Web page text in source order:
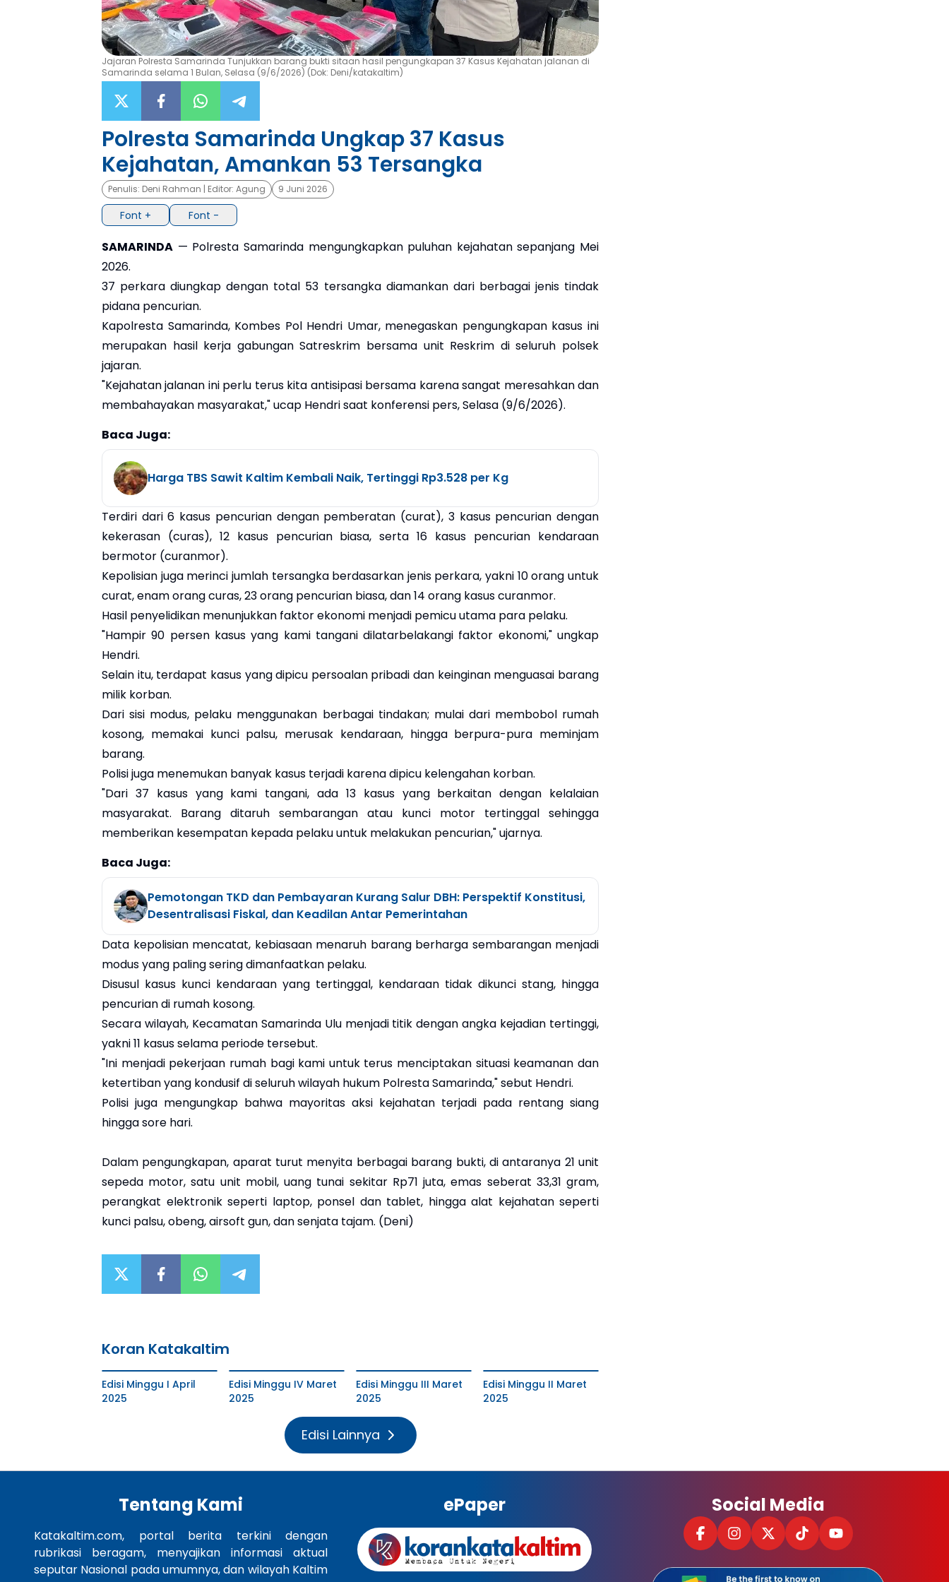
Jajaran Polresta Samarinda Tunjukkan barang bukti sitaan hasil pengungkapan 37 Kasus Kejahatan jalanan di
Samarinda selama 1 Bulan, Selasa (9/6/2026) (Dok: Deni/katakaltim)
Polresta Samarinda Ungkap 37 Kasus
Kejahatan, Amankan 53 Tersangka
Penulis: Deni Rahman | Editor: Agung 9 Juni 2026
Font + Font -
SAMARINDA — Polresta Samarinda mengungkapkan puluhan kejahatan sepanjang Mei
2026.
37 perkara diungkap dengan total 53 tersangka diamankan dari berbagai jenis tindak
pidana pencurian.
Kapolresta Samarinda, Kombes Pol Hendri Umar, menegaskan pengungkapan kasus ini
merupakan hasil kerja gabungan Satreskrim bersama unit Reskrim di seluruh polsek
jajaran.
"Kejahatan jalanan ini perlu terus kita antisipasi bersama karena sangat meresahkan dan
membahayakan masyarakat," ucap Hendri saat konferensi pers, Selasa (9/6/2026).
Baca Juga:
Harga TBS Sawit Kaltim Kembali Naik, Tertinggi Rp3.528 per Kg
Terdiri dari 6 kasus pencurian dengan pemberatan (curat), 3 kasus pencurian dengan
kekerasan (curas), 12 kasus pencurian biasa, serta 16 kasus pencurian kendaraan
bermotor (curanmor).
Kepolisian juga merinci jumlah tersangka berdasarkan jenis perkara, yakni 10 orang untuk
curat, enam orang curas, 23 orang pencurian biasa, dan 14 orang kasus curanmor.
Hasil penyelidikan menunjukkan faktor ekonomi menjadi pemicu utama para pelaku.
"Hampir 90 persen kasus yang kami tangani dilatarbelakangi faktor ekonomi," ungkap
Hendri.
Selain itu, terdapat kasus yang dipicu persoalan pribadi dan keinginan menguasai barang
milik korban.
Dari sisi modus, pelaku menggunakan berbagai tindakan; mulai dari membobol rumah
kosong, memakai kunci palsu, merusak kendaraan, hingga berpura-pura meminjam
barang.
Polisi juga menemukan banyak kasus terjadi karena dipicu kelengahan korban.
"Dari 37 kasus yang kami tangani, ada 13 kasus yang berkaitan dengan kelalaian
masyarakat. Barang ditaruh sembarangan atau kunci motor tertinggal sehingga
memberikan kesempatan kepada pelaku untuk melakukan pencurian," ujarnya.
Baca Juga:
Pemotongan TKD dan Pembayaran Kurang Salur DBH: Perspektif Konstitusi,
Desentralisasi Fiskal, dan Keadilan Antar Pemerintahan
Data kepolisian mencatat, kebiasaan menaruh barang berharga sembarangan menjadi
modus yang paling sering dimanfaatkan pelaku.
Disusul kasus kunci kendaraan yang tertinggal, kendaraan tidak dikunci stang, hingga
pencurian di rumah kosong.
Secara wilayah, Kecamatan Samarinda Ulu menjadi titik dengan angka kejadian tertinggi,
yakni 11 kasus selama periode tersebut.
"Ini menjadi pekerjaan rumah bagi kami untuk terus menciptakan situasi keamanan dan
ketertiban yang kondusif di seluruh wilayah hukum Polresta Samarinda," sebut Hendri.
Polisi juga mengungkap bahwa mayoritas aksi kejahatan terjadi pada rentang siang
hingga sore hari.
Dalam pengungkapan, aparat turut menyita berbagai barang bukti, di antaranya 21 unit
sepeda motor, satu unit mobil, uang tunai sekitar Rp71 juta, emas seberat 33,31 gram,
perangkat elektronik seperti laptop, ponsel dan tablet, hingga alat kejahatan seperti
kunci palsu, obeng, airsoft gun, dan senjata tajam. (Deni)
Koran Katakaltim
Edisi Minggu I April
2025
Edisi Minggu IV Maret
2025
Edisi Minggu III Maret
2025
Edisi Minggu II Maret
2025
Edisi Lainnya
Tentang Kami
Katakaltim.com, portal berita terkini dengan
rubrikasi beragam, menyajikan informasi aktual
seputar Nasional pada umumnya, dan wilayah Kaltim
ePaper Social Media